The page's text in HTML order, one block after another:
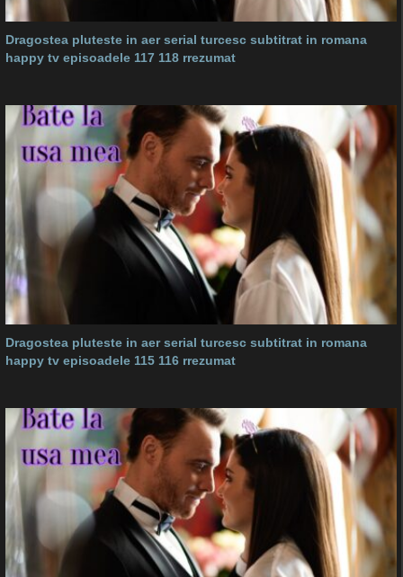
Dragostea pluteste in aer serial turcesc subtitrat in romana
happy tv episoadele 117 118 rrezumat
Dragostea pluteste in aer serial turcesc subtitrat in romana
happy tv episoadele 115 116 rrezumat